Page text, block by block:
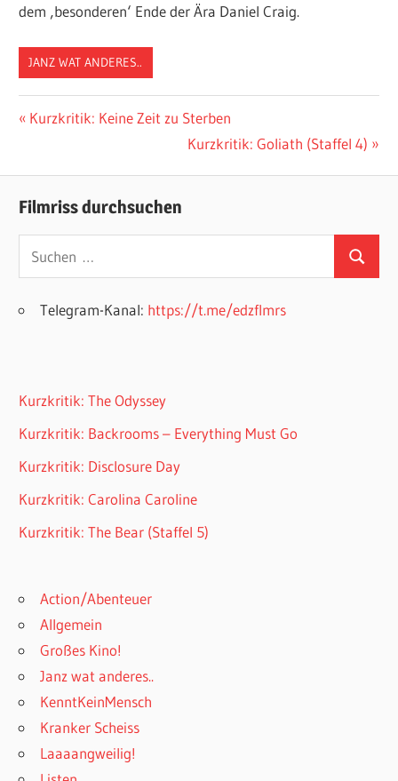
dem ‚besonderen‘ Ende der Ära Daniel Craig.
JANZ WAT ANDERES..
Beitragsnavigation
Vorheriger
Kurzkritik: Keine Zeit zu Sterben
Nächster
Kurzkritik: Goliath (Staffel 4)
Filmriss durchsuchen
Suchen
nach:
Suchen
Telegram-Kanal: https://t.me/edzflmrs
Kurzkritik: The Odyssey
Kurzkritik: Backrooms – Everything Must Go
Kurzkritik: Disclosure Day
Kurzkritik: Carolina Caroline
Kurzkritik: The Bear (Staffel 5)
Action/Abenteuer
Allgemein
Großes Kino!
Janz wat anderes..
KenntKeinMensch
Kranker Scheiss
Laaaangweilig!